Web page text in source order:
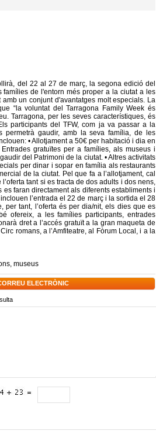
del 22 al 27 de març, la segona edició del
de l'entorn més proper a la ciutat a les
un conjunt d'avantatges molt especials. La
“la voluntat del Tarragona Family Week és
Tarragona, per les seves característiques, és
participants del TFW, com ja va passar a la
permetrà gaudir, amb la seva família, de les
• Allotjament a 50€ per habitació i dia en
gratuïtes per a famílies, als museus i
del Patrimoni de la ciutat. • Altres activitats
per dinar i sopar en família als restaurants
de la ciutat. Pel que fa a l’allotjament, cal
tant si es tracta de dos adults i dos nens,
faran directament als diferents establiments i
l’entrada el 22 de març i la sortida el 28
tant, l’oferta és per dia/nit, els dies que es
ofereix, a les famílies participants, entrades
dret a l’accés gratuït a la gran maqueta de
romans, a l’Amfiteatre, al Fòrum Local, i a la
, museus
ELECTRÒNIC